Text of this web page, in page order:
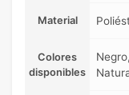
Material
Colores
disponibles